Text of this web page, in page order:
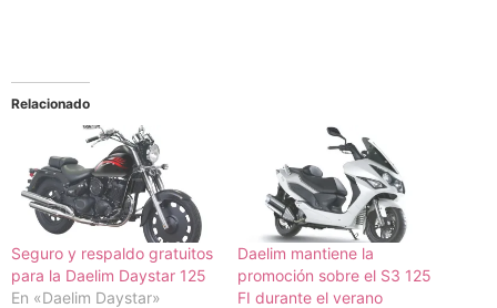
Relacionado
Seguro y respaldo gratuitos
para la Daelim Daystar 125
En «Daelim Daystar»
Daelim mantiene la
promoción sobre el S3 125
FI durante el verano